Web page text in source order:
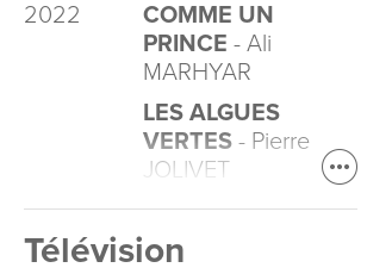
2022
COMME UN
PRINCE - Ali
MARHYAR
LES ALGUES
VERTES - Pierre
JOLIVET
Télévision